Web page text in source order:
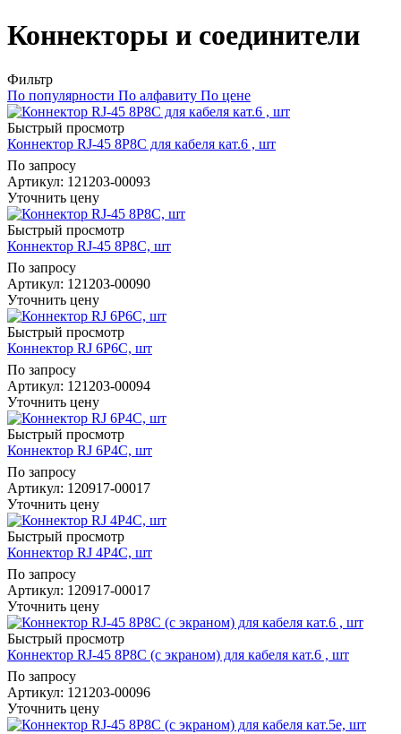
Коннекторы и соединители
Фильтр
По популярности По алфавиту По цене
Быстрый просмотр
Коннектор RJ-45 8P8C для кабеля кат.6 , шт
По запросу
Артикул: 121203-00093
Уточнить цену
Быстрый просмотр
Коннектор RJ-45 8P8C, шт
По запросу
Артикул: 121203-00090
Уточнить цену
Быстрый просмотр
Коннектор RJ 6P6C, шт
По запросу
Артикул: 121203-00094
Уточнить цену
Быстрый просмотр
Коннектор RJ 6P4C, шт
По запросу
Артикул: 120917-00017
Уточнить цену
Быстрый просмотр
Коннектор RJ 4P4C, шт
По запросу
Артикул: 120917-00017
Уточнить цену
Быстрый просмотр
Коннектор RJ-45 8P8C (с экраном) для кабеля кат.6 , шт
По запросу
Артикул: 121203-00096
Уточнить цену